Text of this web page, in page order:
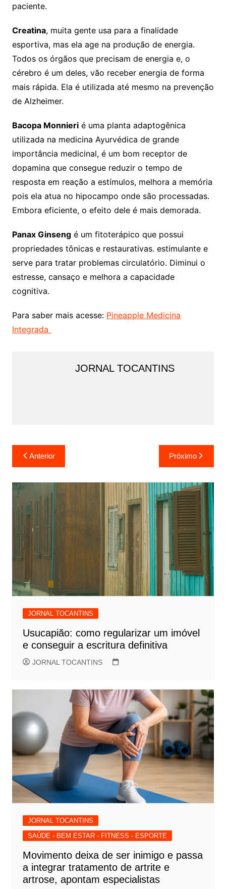
paciente.
Creatina, muita gente usa para a finalidade
esportiva, mas ela age na produção de energia.
Todos os órgãos que precisam de energia e, o
cérebro é um deles, vão receber energia de forma
mais rápida. Ela é utilizada até mesmo na prevenção
de Alzheimer.
Bacopa Monnierié uma planta adaptogênica
utilizada na medicina Ayurvédica de grande
importância medicinal, é um bom receptor de
dopamina que consegue reduzir o tempo de
resposta em reação a estímulos, melhora a memória
pois ela atua no hipocampo onde são processadas.
Embora eficiente, o efeito dele é mais demorada.
Panax Ginsengé um fitoterápico que possui
propriedades tônicas e restaurativas. estimulante e
serve para tratar problemas circulatório. Diminui o
estresse, cansaço e melhora a capacidade
cognitiva.
Para saber mais acesse: Pineapple Medicina
Integrada
JORNAL TOCANTINS
Navegação
de
Post
Anterior Próximo
JORNAL TOCANTINS
Usucapião: como regularizar um imóvel
e conseguir a escritura definitiva
JORNAL TOCANTINS
JORNAL TOCANTINS
SAÚDE - BEM ESTAR - FITNESS - ESPORTE
Movimento deixa de ser inimigo e passa
a integrar tratamento de artrite e
artrose, apontam especialistas